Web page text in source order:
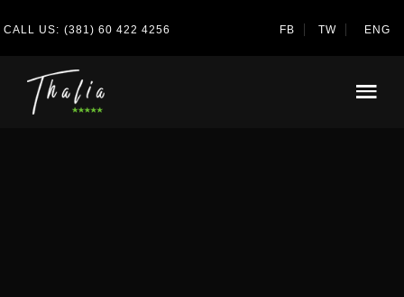
CALL US: (381) 60 422 4256 FB TW ENG